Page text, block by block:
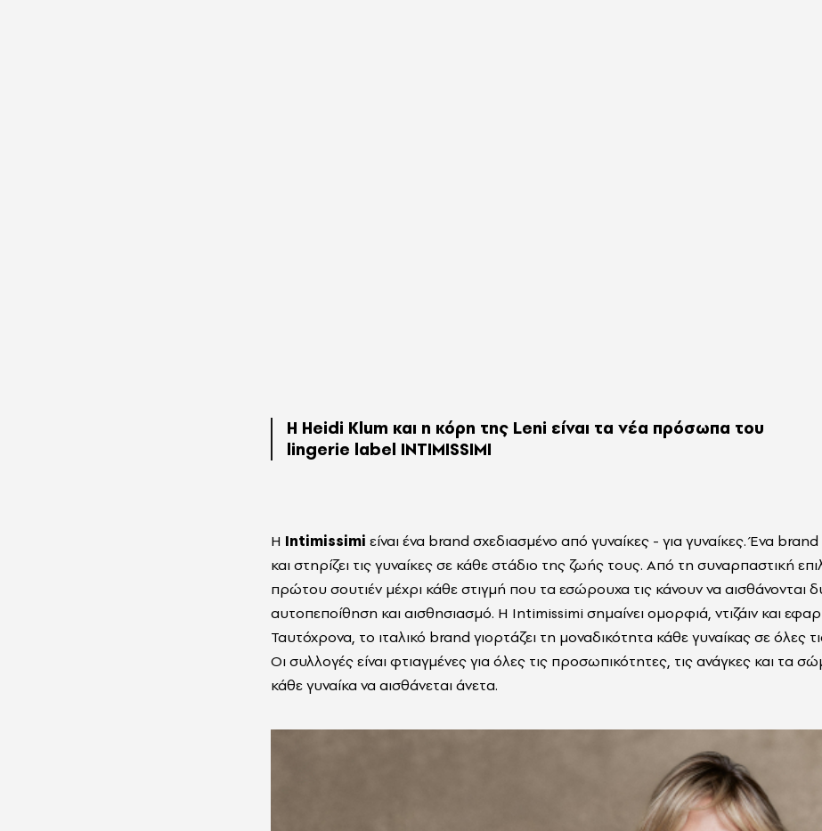
Η Heidi Klum και η κόρη της Leni είναι τα νέα πρόσωπα του
lingerie label INTIMISSIMI
Η Intimissimi είναι ένα brand σχεδιασμένο από γυναίκες - για γυναίκες. Ένα brand
και στηρίζει τις γυναίκες σε κάθε στάδιο της ζωής τους. Από τη συναρπαστική
πρώτου σουτιέν μέχρι κάθε στιγμή που τα εσώρουχα τις κάνουν να αισθάνονται
αυτοπεποίθηση και αισθησιασμό. Η Intimissimi σημαίνει ομορφιά, ντιζάιν και
Ταυτόχρονα, το ιταλικό brand γιορτάζει τη μοναδικότητα κάθε γυναίκας σε όλες
Οι συλλογές είναι φτιαγμένες για όλες τις προσωπικότητες, τις ανάγκες και τα
κάθε γυναίκα να αισθάνεται άνετα.